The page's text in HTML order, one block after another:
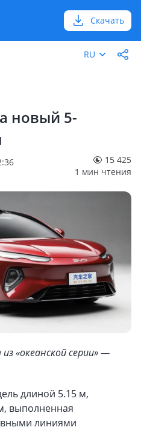
Скачать
RU
новый 5-
15 425
1 мин чтения
«океанской серии» —
длиной 5.15 м,
выполненная
линиями